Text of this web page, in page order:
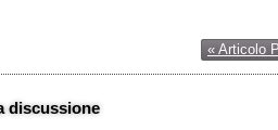
« Articolo
discussione